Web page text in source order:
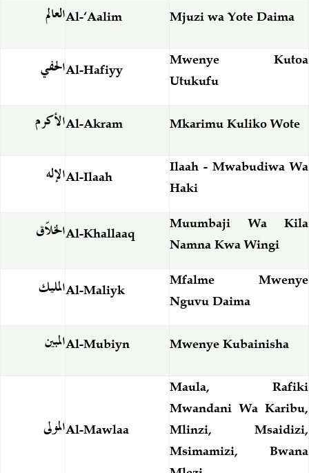
العالمAl-‘Aalim Mjuzi wa Yote Daima
الحفيAl-Hafiyy
Mwenye Kutoa
Utukufu
الأكرمAl-Akram Mkarimu Kuliko Wote
الإلهAl-Ilaah
Ilaah - Mwabudiwa Wa
Haki
الخلاّقAl-Khallaaq
Muumbaji Wa Kila
Namna Kwa Wingi
المليكAl-Maliyk
Mfalme Mwenye
Nguvu Daima
المبينAl-Mubiyn Mwenye Kubainisha
المولىAl-Mawlaa
Maula, Rafiki
Mwandani Wa Karibu,
Mlinzi, Msaidizi,
Msimamizi, Bwana